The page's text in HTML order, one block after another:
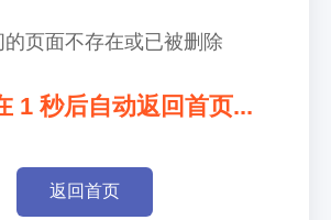
的页面不存在或已被删除
1 秒后自动返回首页...
返回首页